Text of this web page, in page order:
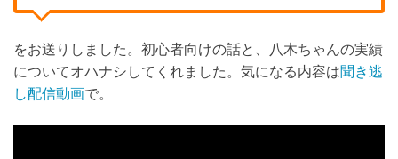
をお送りしました。初心者向けの話と、八木ちゃんの実績
についてオハナシしてくれました。気になる内容は聞き逃
し配信動画で。